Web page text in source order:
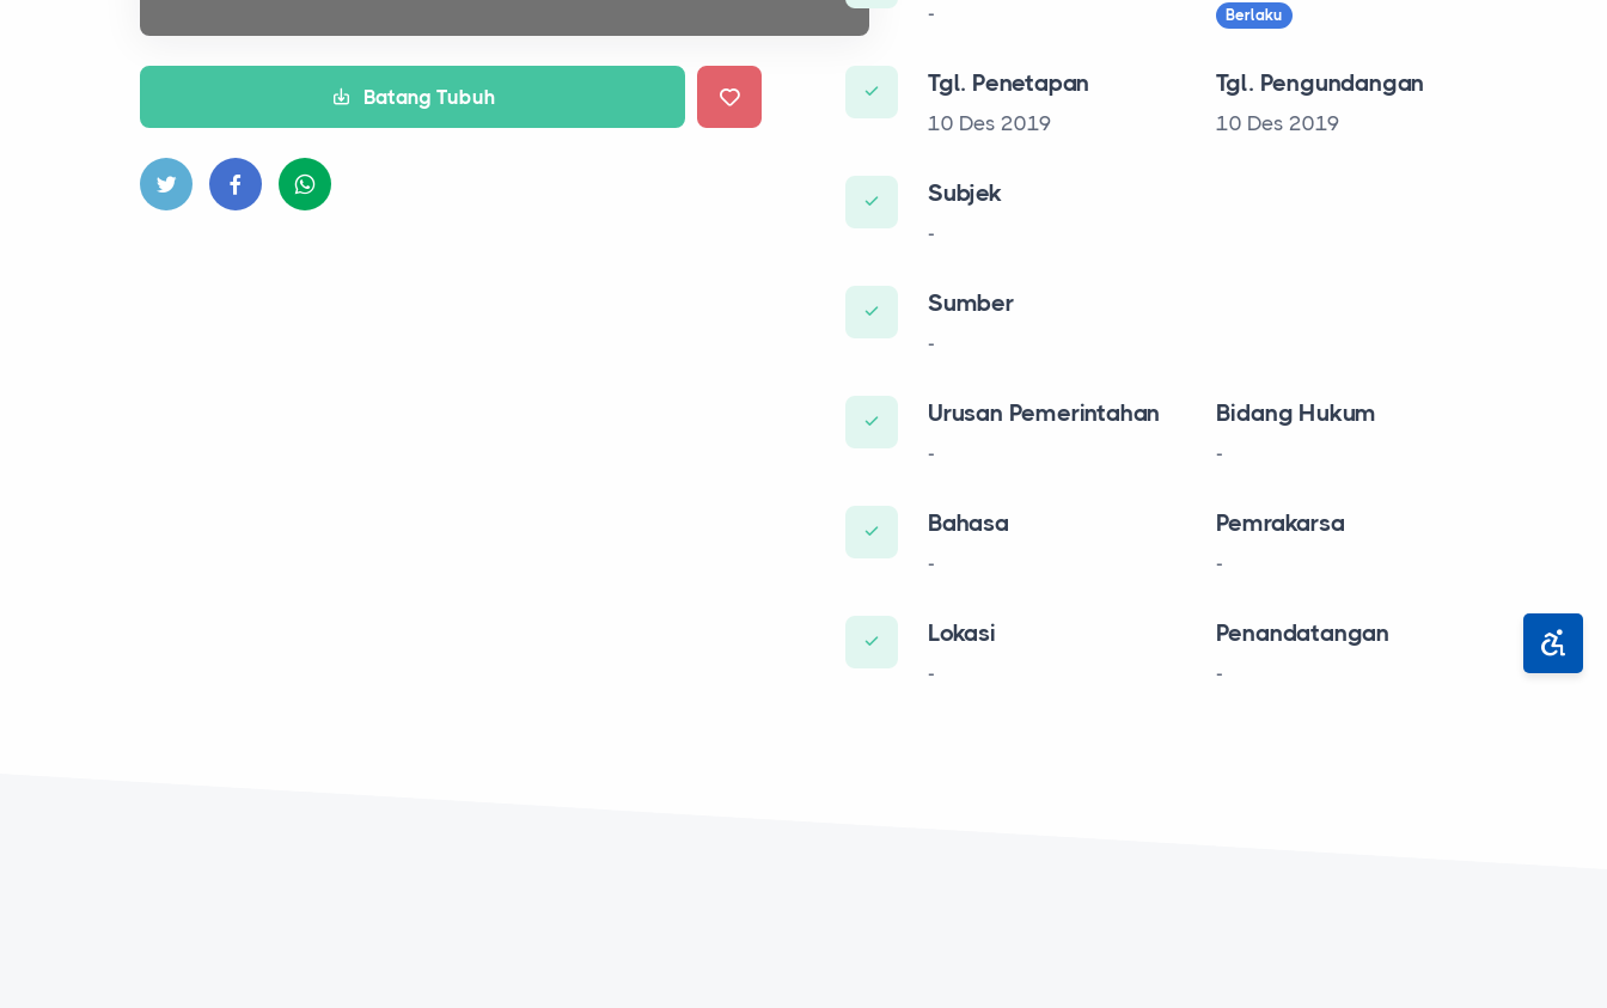
Batang Tubuh
- Berlaku
Tgl. Penetapan
10 Des 2019
Tgl. Pengundangan
10 Des 2019
Subjek
-
Sumber
-
Urusan Pemerintahan
-
Bidang Hukum
-
Bahasa
-
Pemrakarsa
-
Lokasi
-
Penandatangan
-